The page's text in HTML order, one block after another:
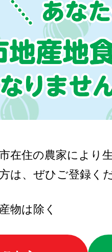
在住の農家により
は、ぜひご登録く
物は除く